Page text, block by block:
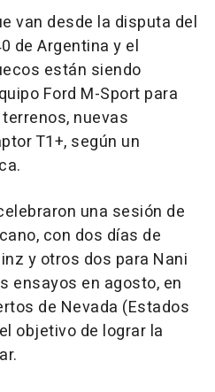
van desde la disputa del
de Argentina y el
están siendo
Ford M-Sport para
nuevas
T1+, según un
una sesión de
con dos días de
y otros dos para Nani
ensayos en agosto, en
de Nevada (Estados
objetivo de lograr la